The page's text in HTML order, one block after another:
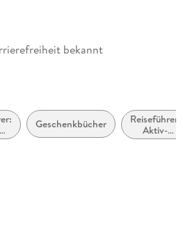
bekannt
Geschenkbücher
Reiseführer:
Aktiv-
Urlaub